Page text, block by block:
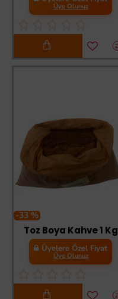
Üye Olunuz
-33 %
Toz Boya Kahve 1 Kg
Üyelere Özel Fiyat
Üye Olunuz